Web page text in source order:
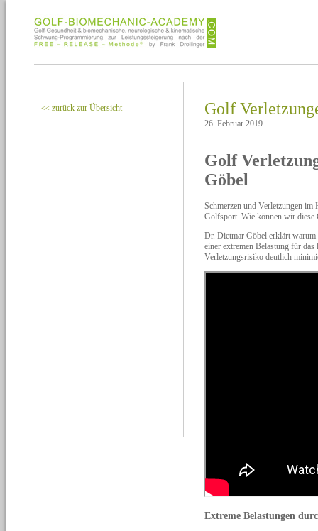
<< zurück zur Übersicht Golf
26. Februar 2019
Golf
Göbel
Schmerzen und Verletzungen im
Golfsport. Wie können wir diese
Dr. Dietmar Göbel erklärt warum
einer extremen Belastung für
Verletzungsrisiko deutlich
Extreme Belastungen